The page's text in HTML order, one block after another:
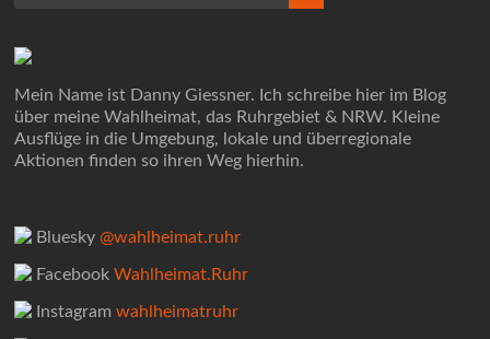
Mein Name ist Danny Giessner. Ich schreibe hier im Blog
über meine Wahlheimat, das Ruhrgebiet & NRW. Kleine
Ausflüge in die Umgebung, lokale und überregionale
Aktionen finden so ihren Weg hierhin.
Bluesky@wahlheimat.ruhr
FacebookWahlheimat.Ruhr
Instagramwahlheimatruhr